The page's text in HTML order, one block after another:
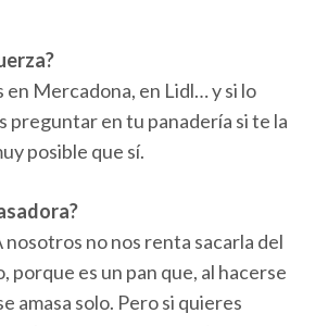
en Mercadona, en Lidl… y si lo
preguntar en tu panadería si te la
posible que sí.
nosotros no nos renta sacarla del
porque es un pan que, al hacerse
amasa solo. Pero si quieres